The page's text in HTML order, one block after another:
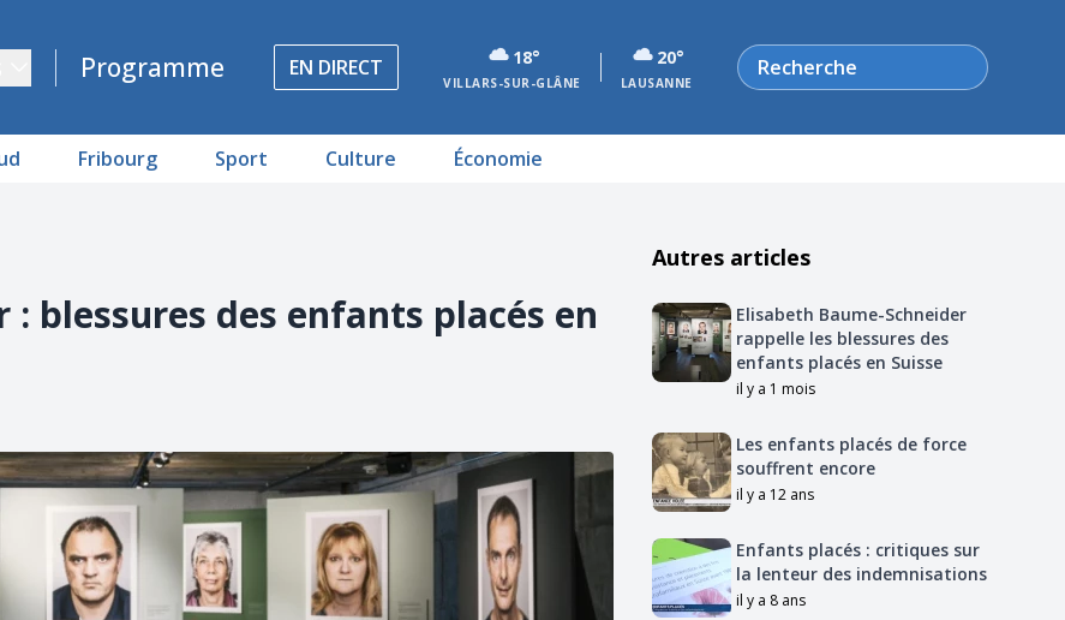
Programme EN DIRECT 18°
VILLARS-SUR-GLÂNE
20°
LAUSANNE
Rechercher
Fribourg Sport Culture Économie
: blessures des enfants placés en
Autres articles
Elisabeth Baume-Schneider
rappelle les blessures des
enfants placés en Suisse
il y a 1 mois
Les enfants placés de force
souffrent encore
il y a 12 ans
Enfants placés : critiques sur
la lenteur des indemnisations
il y a 8 ans